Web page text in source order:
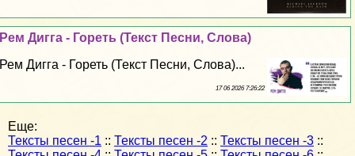
Рем Дигга - Гореть (Текст Песни, Слова)
Рем Дигга - Гореть (Текст Песни, Слова)...
17 06 2026 7:26:22
Еще:
Тексты песен -1 :: Тексты песен -2 :: Тексты песен -3 ::